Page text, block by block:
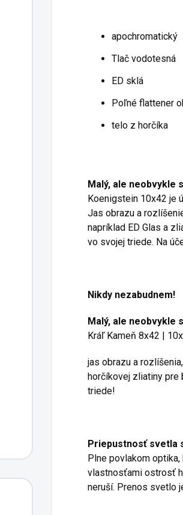
apochromatický
Tlač vodotesná
ED sklá
Poľné flattener
telo z horčíka
Malý, ale neobvykle
Koenigstein 10x42 je
Jas obrazu a
napríklad ED Glas a
vo svojej triede. Na
Nikdy nezabudnem!
Malý, ale neobvykle
Kráľ Kameň 8x42 |
jas obrazu a
horčíkovej zliatiny pre
triede!
Priepustnosť svetla
Plne povlakom
vlastnosťami ostrosť
neruší. Prenos svetlo